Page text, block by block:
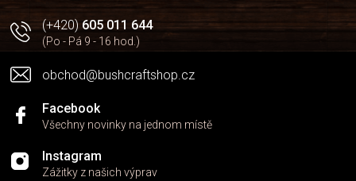
(+420)605 011 644
(Po - Pá 9 - 16 hod.)
obchod@bushcraftshop.cz
Facebook
Všechny novinky na jednom místě
Instagram
Zážitky z našich výprav